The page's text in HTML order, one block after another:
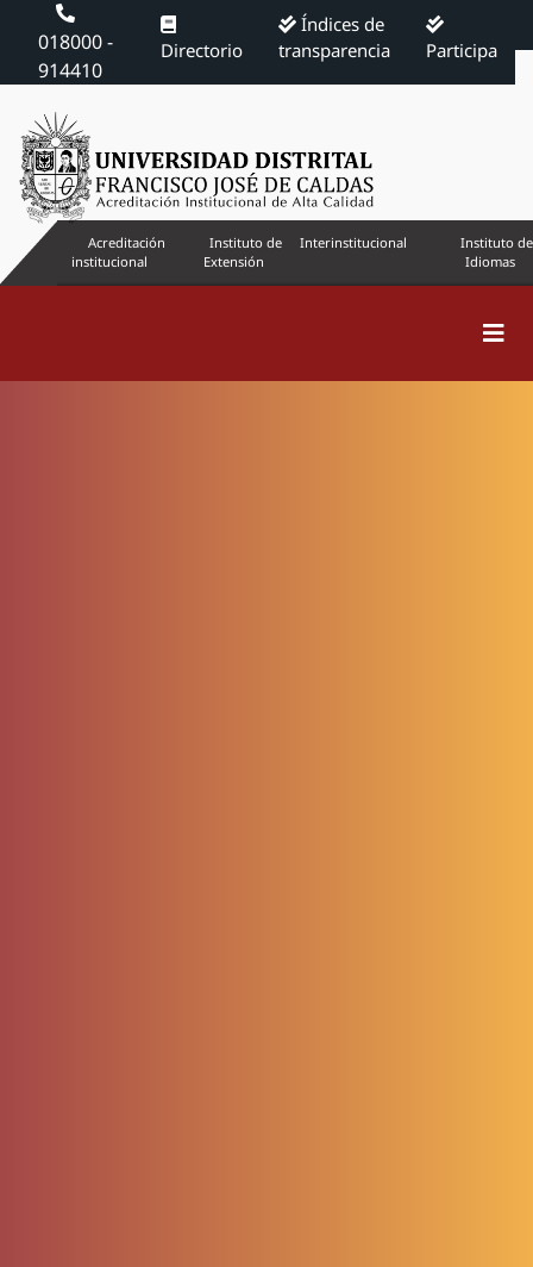
018000 -
914410
Directorio
Índices de
transparencia
Participa
Acreditación
institucional
Instituto de
Extensión
Interinstitucional
Instituto de
Idiomas